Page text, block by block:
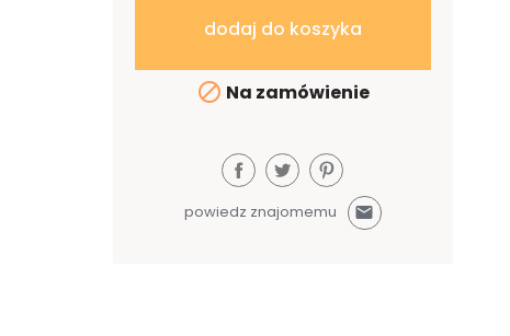
dodaj do koszyka
 Na zamówienie
powiedz znajomemu mail